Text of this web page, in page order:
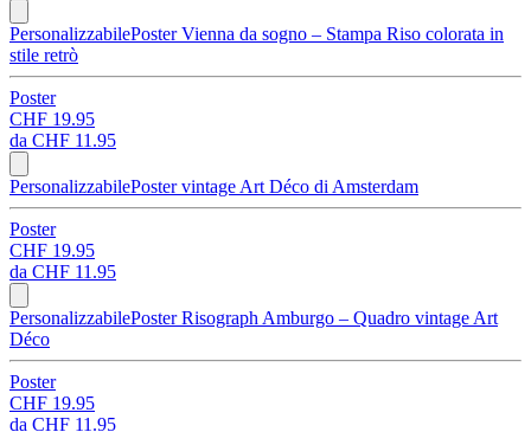
PersonalizzabilePoster Vienna da sogno – Stampa Riso colorata in
stile retrò
Poster
CHF 19.95
da CHF 11.95
PersonalizzabilePoster vintage Art Déco di Amsterdam
Poster
CHF 19.95
da CHF 11.95
PersonalizzabilePoster Risograph Amburgo – Quadro vintage Art
Déco
Poster
CHF 19.95
da CHF 11.95